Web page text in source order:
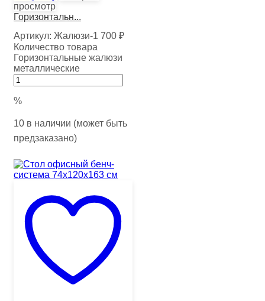
просмотр
Горизонтальн...
Артикул: Жалюзи-1 700 ₽
Количество товара
Горизонтальные жалюзи
металлические
%
10 в наличии (может быть
предзаказано)